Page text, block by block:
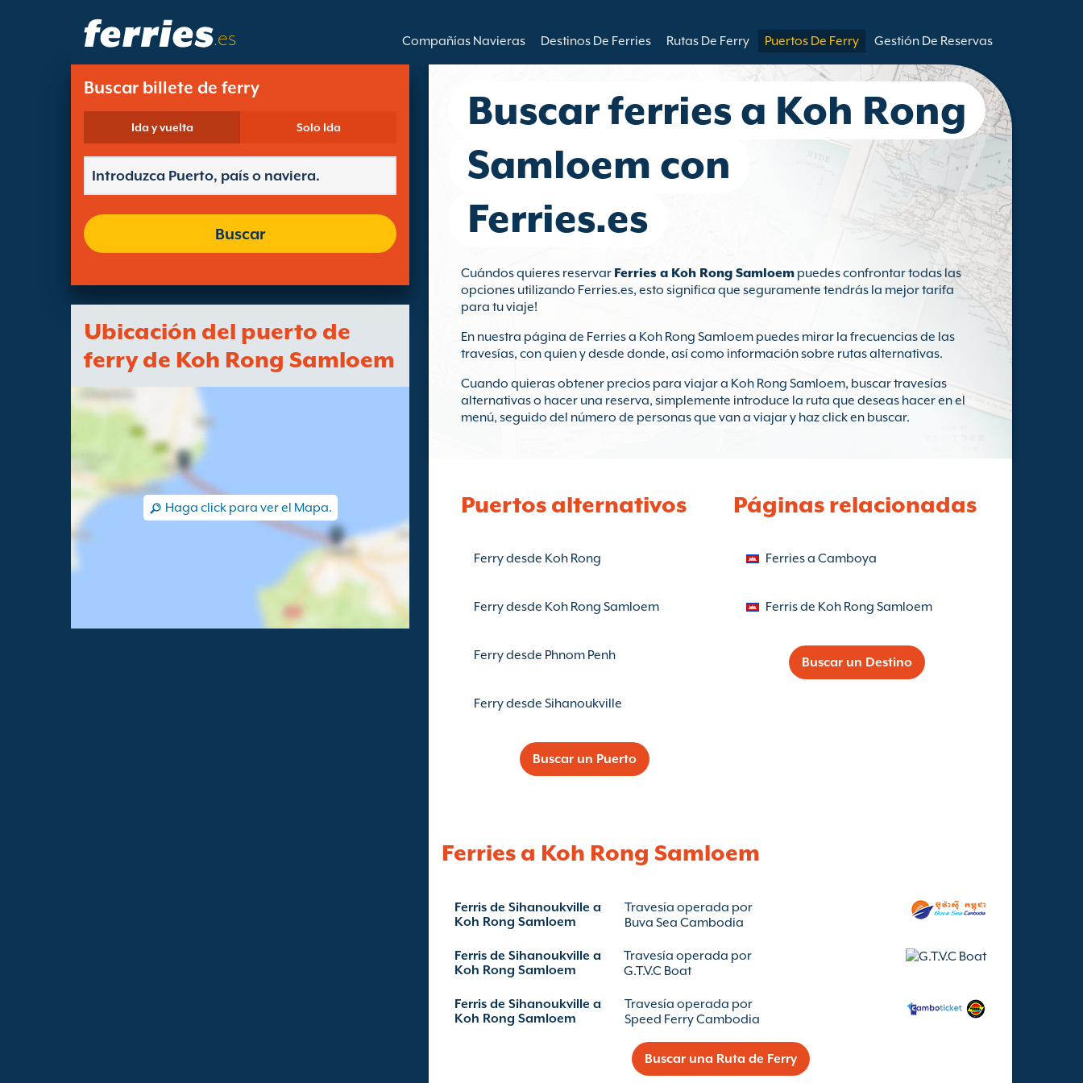
.es Compañías Navieras Destinos De Ferries Rutas De Ferry Puertos De Ferry Gestión De Reservas
Buscar billete de ferry
Ida y vuelta Solo Ida
Buscar
Ubicación del puerto de
ferry de Koh Rong Samloem
Haga click para ver el Mapa.
Buscar ferries a Koh Rong
Samloem con
Ferries.es
Cuándos quieres reservar Ferries a Koh Rong Samloem puedes confrontar todas las
opciones utilizando Ferries.es, esto significa que seguramente tendrás la mejor tarifa
para tu viaje!
En nuestra página de Ferries a Koh Rong Samloem puedes mirar la frecuencias de las
travesías, con quien y desde donde, así como información sobre rutas alternativas.
Cuando quieras obtener precios para viajar a Koh Rong Samloem, buscar travesías
alternativas o hacer una reserva, simplemente introduce la ruta que deseas hacer en el
menú, seguido del número de personas que van a viajar y haz click en buscar.
Ferries a Koh Rong Samloem
Ferris de Sihanoukville a
Koh Rong Samloem
Travesía operada por
Buva Sea Cambodia
Ferris de Sihanoukville a
Koh Rong Samloem
Travesía operada por
G.T.V.C Boat
Ferris de Sihanoukville a
Koh Rong Samloem
Travesía operada por
Speed Ferry Cambodia
Buscar una Ruta de Ferry
Puertos alternativos
Ferry desde Koh Rong
Ferry desde Koh Rong Samloem
Ferry desde Phnom Penh
Ferry desde Sihanoukville
Buscar un Puerto
Páginas relacionadas
Ferries a Camboya
Ferris de Koh Rong Samloem
Buscar un Destino